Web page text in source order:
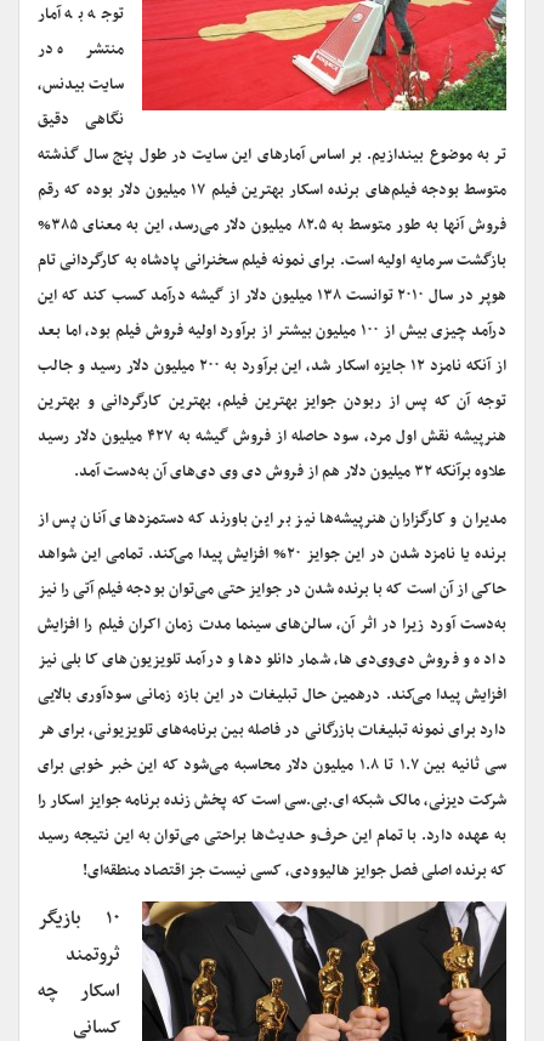
توجه به آمار
منتشره در
سایت بیدنس،
نگاهی دقیق
تر به موضوع بیندازیم. بر اساس آمارهای این سایت در طول پنج سال گذشته
متوسط بودجه فیلم‌های برنده اسکار بهترین فیلم ۱۷ میلیون دلار بوده که رقم
فروش آنها به طور متوسط به ۸۲.۵ میلیون دلار می‌رسد، این به معنای ۳۸۵%
بازگشت سرمایه اولیه است. برای نمونه فیلم سخنرانی پادشاه به کارگردانی تام
هوپر در سال ۲۰۱۰ توانست ۱۳۸ میلیون دلار از گیشه درآمد کسب کند که این
درآمد چیزی بیش از ۱۰۰ میلیون بیشتر از برآورد اولیه فروش فیلم بود، اما بعد
از آنکه نامزد ۱۲ جایزه اسکار شد، این برآورد به ۲۰۰ میلیون دلار رسید و جالب
توجه آن که پس از ربودن جوایز بهترین فیلم، بهترین کارگردانی و بهترین
هنرپیشه نقش اول مرد، سود حاصله از فروش گیشه به ۴۲۷ میلیون دلار رسید
علاوه برآنکه ۳۲ میلیون دلار هم از فروش دی وی دی‌های آن به‌دست آمد.
مدیران و کارگزاران هنرپیشه‌ها نیز بر این باورند که دستمزدهای آنان پس از
برنده یا نامزد شدن در این جوایز ۲۰% افزایش پیدا می‌کند. تمامی این شواهد
حاکی از آن است که با برنده شدن در جوایز حتی می‌توان بودجه فیلم آتی را نیز
به‌دست آورد زیرا در اثر آن، سالن‌های سینما مدت زمان اکران فیلم را افزایش
داده و فروش دی‌وی‌دی‌ها، شمار دانلودها و درآمد تلویزیون‌های کابلی نیز
افزایش پیدا می‌کند. درهمین حال تبلیغات در این بازه زمانی سودآوری بالایی
دارد برای نمونه تبلیغات بازرگانی در فاصله بین برنامه‌های تلویزیونی، برای هر
سی ثانیه بین ۱.۷ تا ۱.۸ میلیون دلار محاسبه می‌شود که این خبر خوبی برای
شرکت دیزنی، مالک شبکه ای.بی.سی است که پخش زنده برنامه جوایز اسکار را
به عهده دارد. با تمام این حرف‌و حدیث‌ها براحتی می‌توان به این نتیجه رسید
که برنده اصلی فصل جوایز هالیوودی، کسی نیست جز اقتصاد منطقه‌ای!
۱۰
بازیگر
ثروتمند
اسکار چه
کسانی